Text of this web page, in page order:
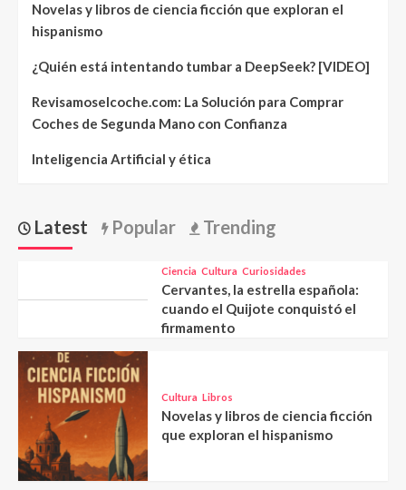
Novelas y libros de ciencia ficción que exploran el
hispanismo
¿Quién está intentando tumbar a DeepSeek? [VIDEO]
Revisamoselcoche.com: La Solución para Comprar
Coches de Segunda Mano con Confianza
Inteligencia Artificial y ética
Latest Popular Trending
Ciencia Cultura Curiosidades
Cervantes, la estrella española:
cuando el Quijote conquistó el
firmamento
Cultura Libros
Novelas y libros de ciencia ficción
que exploran el hispanismo